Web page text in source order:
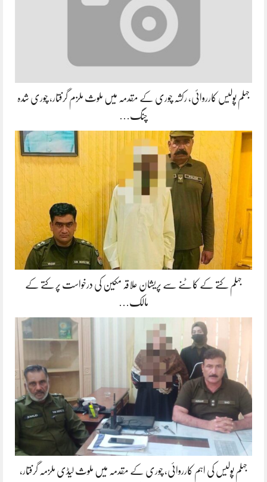
جہلم پولیس کارروائی، رکشہ چوری کے مقدمہ میں ملوث ملزم گرفتار، چوری شدہ
چنگ…
جہلم کتے کے کاٹنے سے پریشان علاقہ مکین کی درخواست پر کتے کے
مالک…
جہلم پولیس کی اہم کارروائی، چوری کے مقدمہ میں ملوث لیڈی ملزمہ گرفتار،